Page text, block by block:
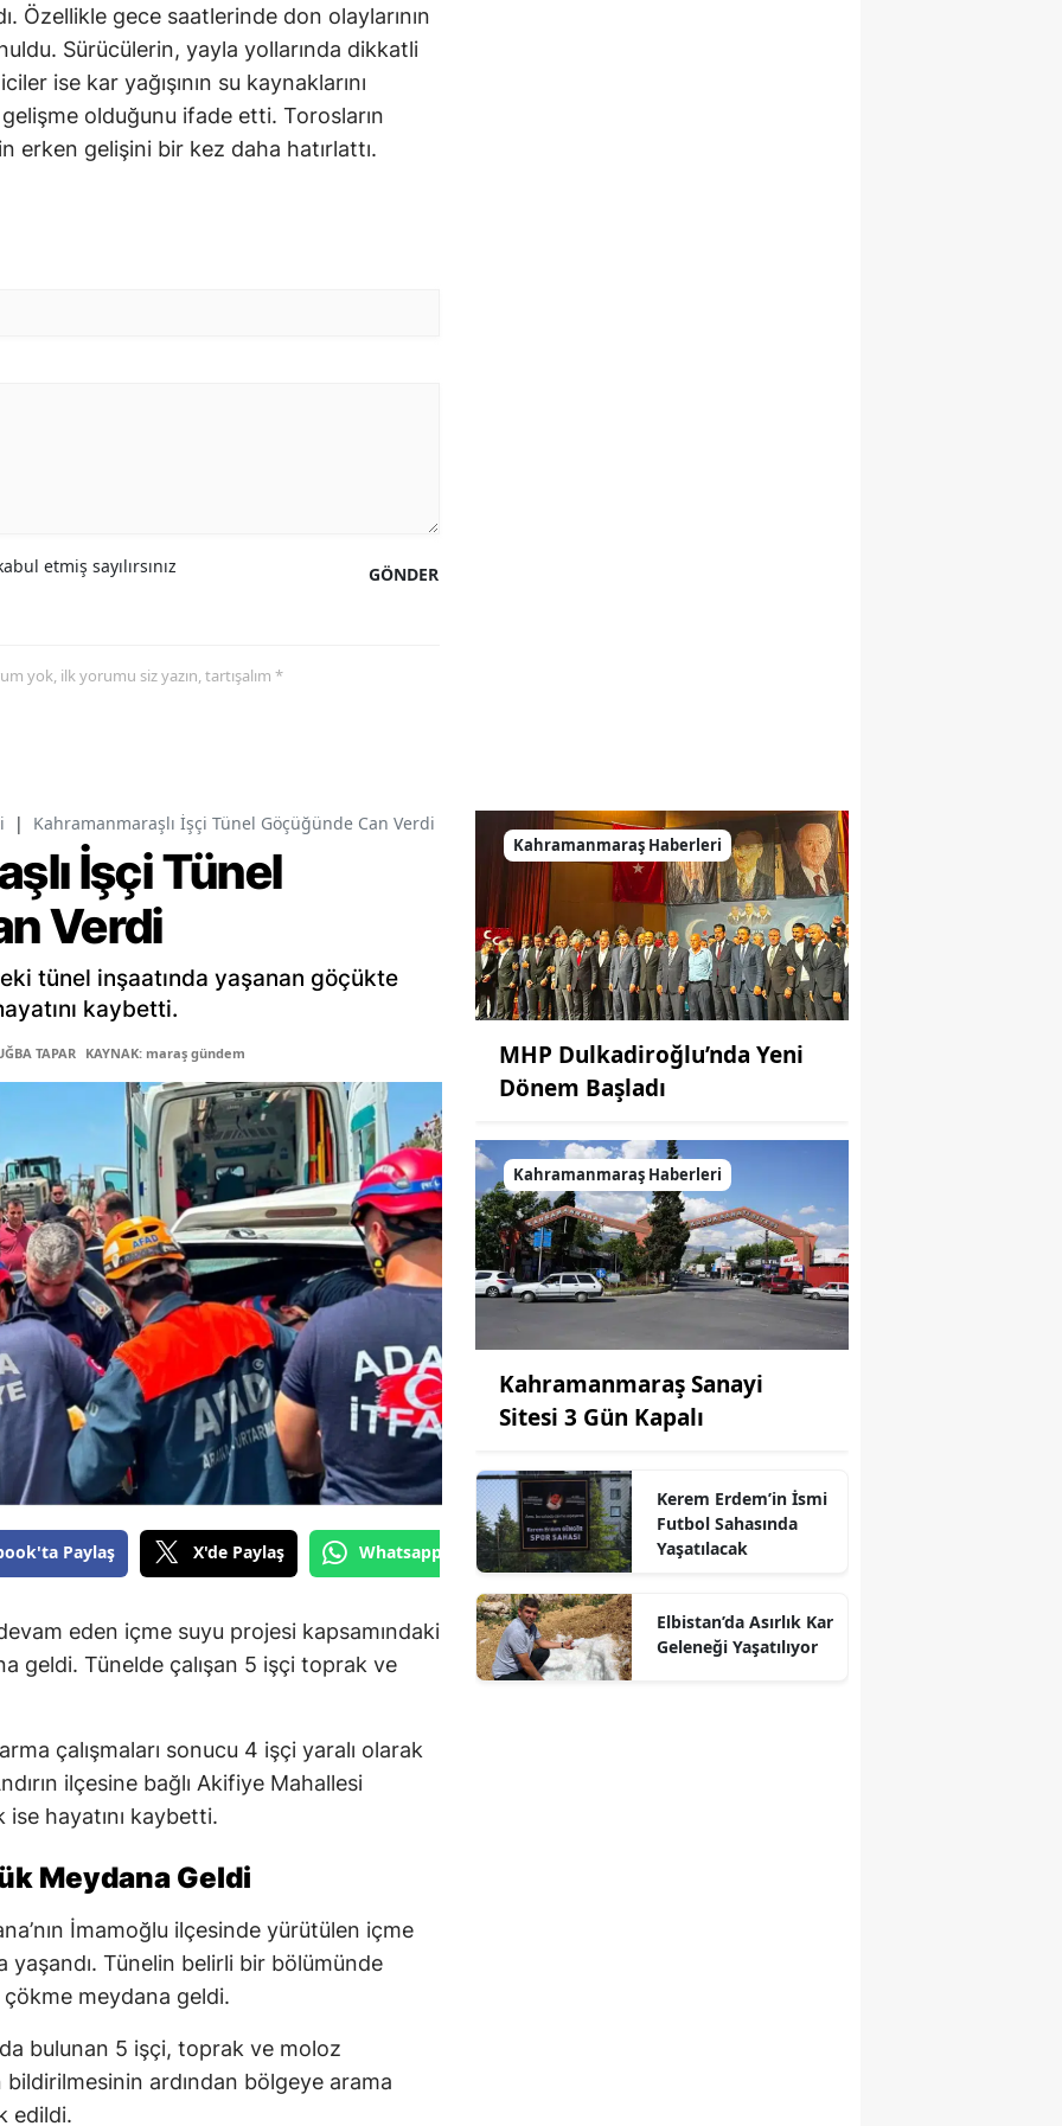
Özellikle gece saatlerinde don olaylarının
Sürücülerin, yayla yollarında dikkatli
ise kar yağışının su kaynaklarını
olduğunu ifade etti. Torosların
erken gelişini bir kez daha hatırlattı.
GÖNDER
etmiş sayılırsınız
yok, ilk yorumu siz yazın, tartışalım *
| Kahramanmaraşlı İşçi Tünel Göçüğünde Can Verdi
İşçi Tünel
Verdi
tünel inşaatında yaşanan göçükte
kaybetti.
TAPAR KAYNAK: maraş gündem
Paylaş X'de Paylaş Whatsapp'tan Gönder
eden içme suyu projesi kapsamındaki
geldi. Tünelde çalışan 5 işçi toprak ve
çalışmaları sonucu 4 işçi yaralı olarak
ilçesine bağlı Akifiye Mahallesi
hayatını kaybetti.
Meydana Geldi
İmamoğlu ilçesinde yürütülen içme
yaşandı. Tünelin belirli bir bölümünde
meydana geldi.
bulunan 5 işçi, toprak ve moloz
bildirilmesinin ardından bölgeye arama
edildi.
Kahramanmaraş Haberleri
MHP Dulkadiroğlu’nda Yeni
Dönem Başladı
Kahramanmaraş Haberleri
Kahramanmaraş Sanayi
Sitesi 3 Gün Kapalı
Kerem Erdem’in İsmi
Futbol Sahasında
Yaşatılacak
Elbistan’da Asırlık Kar
Geleneği Yaşatılıyor